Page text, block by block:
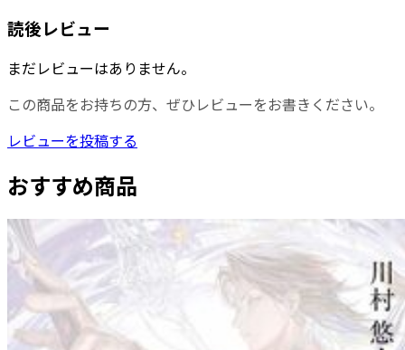
読後レビュー
まだレビューはありません。
この商品をお持ちの方、ぜひレビューをお書きください。
レビューを投稿する
おすすめ商品